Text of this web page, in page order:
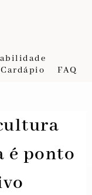
Cardápio FAQ
é ponto